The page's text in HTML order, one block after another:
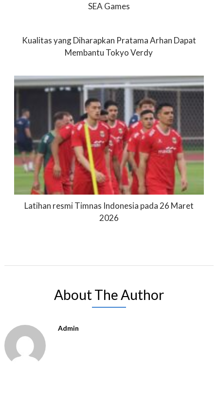
SEA Games
Kualitas yang Diharapkan Pratama Arhan Dapat
Membantu Tokyo Verdy
Latihan resmi Timnas Indonesia pada 26 Maret
2026
About The Author
Admin